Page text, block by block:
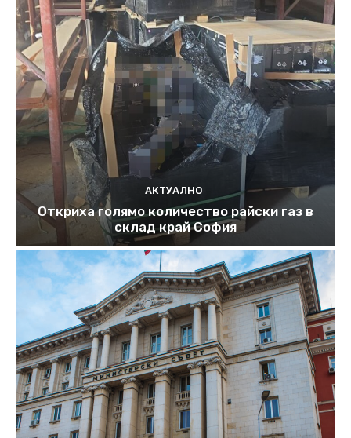
АКТУАЛНО
Откриха голямо количество райски газ в
склад край София